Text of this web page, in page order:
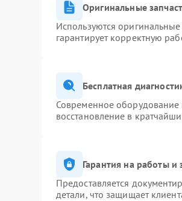
Оригинальные
Используются
гарантирует корректную
Бесплатная
Современное оборудование
восстановление в
Гарантия на работы и
Предоставляется
детали, что защищает